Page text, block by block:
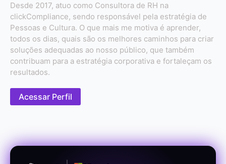
Desde 2017, atuo como Consultora de RH na
clickCompliance, sendo responsável pela estratégia de
Pessoas e Cultura. O que mais me motiva é aprender,
todos os dias, quais são os melhores caminhos para criar
soluções adequadas ao nosso público, que também
contribuam para a estratégia corporativa e fortaleçam os
resultados.
Acessar Perfil